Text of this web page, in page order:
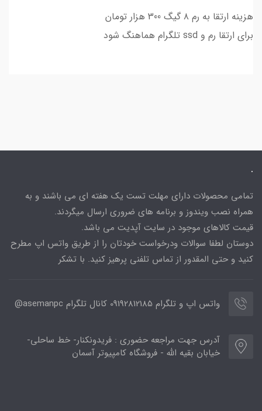
هزینه ارتقا به رم ٨ گیگ 300 هزار تومان
برای ارتقا رم و ssd تلگرام هماهنگ شود
.
تمامی محصولات دارای مهلت تست یک هفته ای می باشند و به
همراه نصب ویندوز و برنامه های ضروری ارسال میگردند.
قیمت کالاهای موجود در سایت آپدیت می باشد.
دوستان لطفا سوالات ودرخواست خودتان را از طریق واتس اپ مطرح
کنید و حتی المقدور از تماس تلفنی پرهیز کنید. با تشکر
واتس اپ و تلگرام 09192812185 کانال تلگرام asemanpc@
آدرس جهت مراجعه حضوری : فریدونکنار- خط ساحلی-
خیابان بقیه الله - فروشگاه کامپیوتر آسمان